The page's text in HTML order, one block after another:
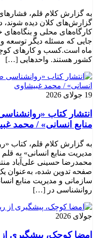
به گزارش کلام قلم،
گزارش‌های کلان دیده شوند،
کارگاه‌های محلی و بنگاه‌های
جایی که مسئله دیگر توسعه و
ماه است.کسب‌ و کارهای
کشور هستند. واحدهایی […]
19 جولای 2026
انتشار کتاب
منابع انسانی» / محمد
به گزارش کلام قلم، کتاب
مدیریت منابع انسانی» به
صفحه تدوین شده، به‌عنوان
سازمانی و مدیریت منابع
روانشناسی در […]
جولای 2026
امضا کوچک، پیشگیری